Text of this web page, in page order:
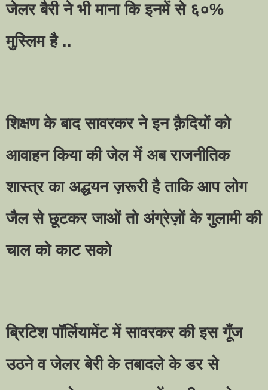
जेलर बैरी ने भी माना कि इनमें से ६०%
मुस्लिम है ..
शिक्षण के बाद सावरकर ने इन क़ैदियों को
आवाहन किया की जेल में अब राजनीतिक
शास्त्र का अद्धयन ज़रूरी है ताकि आप लोग
जैल से छूटकर जाओं तो अंग्रेज़ों के गुलामी की
चाल को काट सको
ब्रिटिश पॉर्लियामेंट में सावरकर की इस गूँज
उठने व जेलर बेरी के तबादले के डर से